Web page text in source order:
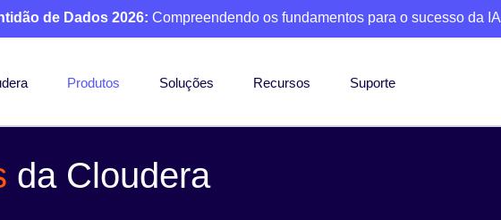
de Dados 2026: Compreendendo os fundamentos para o sucesso da IA
Produtos Soluções Recursos Suporte
da Cloudera